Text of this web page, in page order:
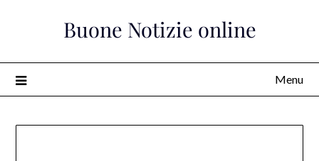
Buone Notizie online
Menu